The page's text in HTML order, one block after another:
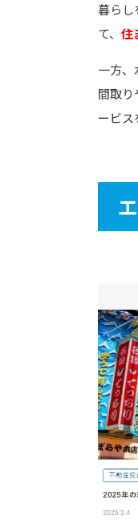
暮らし
て、 住
一方
間取
ービス